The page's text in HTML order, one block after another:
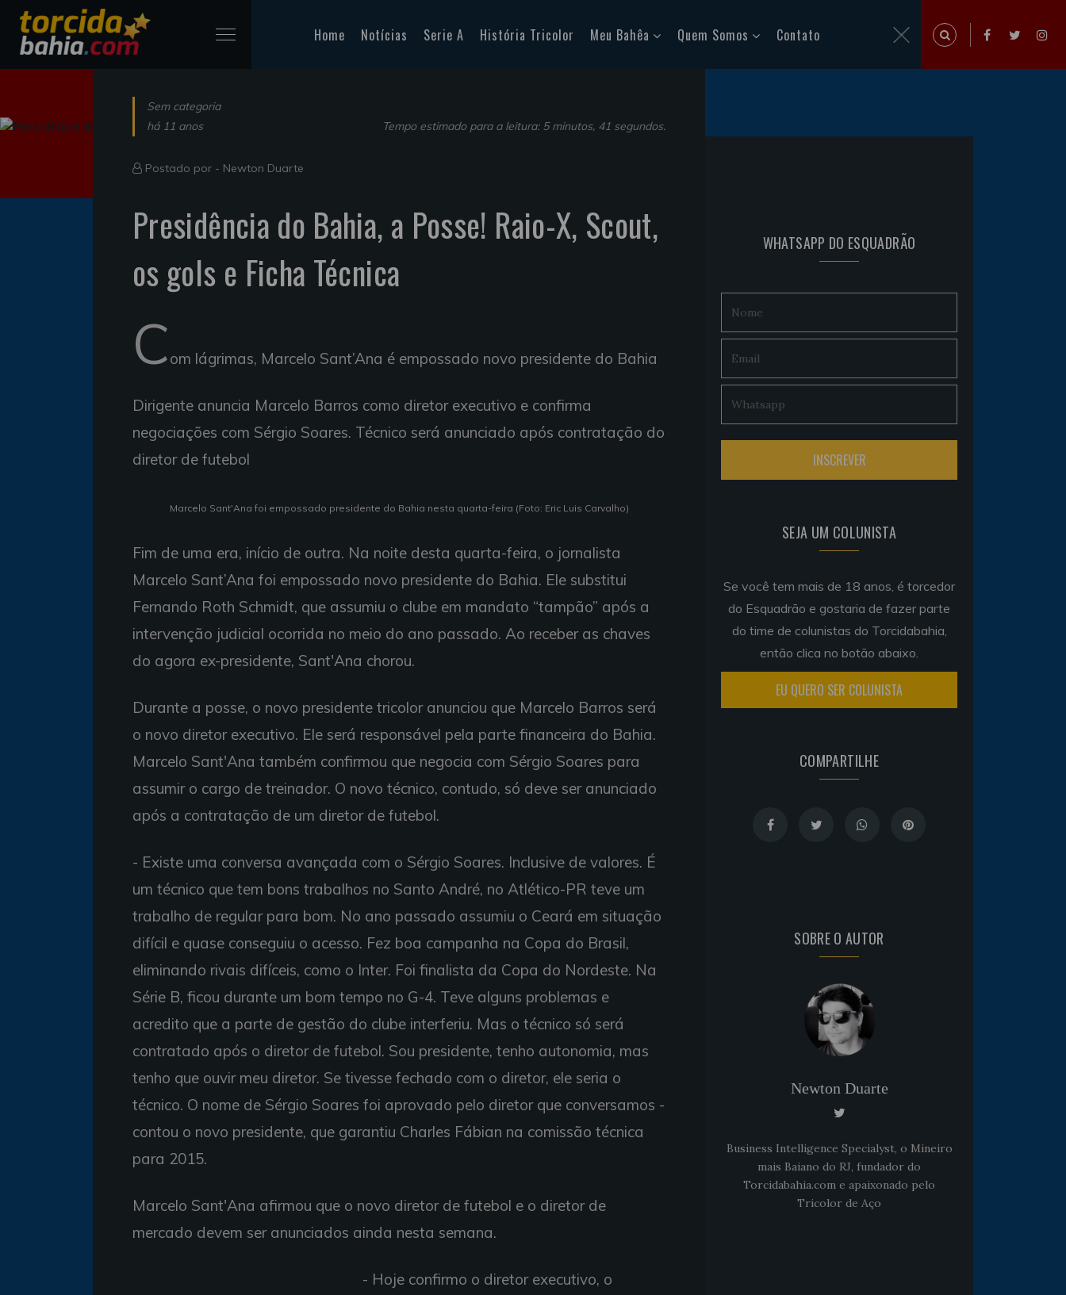
Home Notícias Serie A História Tricolor Meu Bahêa Quem Somos Contato
Sem categoria
há 11 anos
Tempo estimado para a leitura: 5 minutos, 41 segundos.
Postado por - Newton Duarte
Presidência do Bahia, a Posse! Raio-X, Scout,
os gols e Ficha Técnica
Com lágrimas, Marcelo Sant’Ana é empossado novo presidente do Bahia
Dirigente anuncia Marcelo Barros como diretor executivo e confirma
negociações com Sérgio Soares. Técnico será anunciado após contratação do
diretor de futebol
Marcelo Sant'Ana foi empossado presidente do Bahia nesta quarta-feira (Foto: Eric Luis Carvalho)
Fim de uma era, início de outra. Na noite desta quarta-feira, o jornalista
Marcelo Sant’Ana foi empossado novo presidente do Bahia. Ele substitui
Fernando Roth Schmidt, que assumiu o clube em mandato “tampão” após a
intervenção judicial ocorrida no meio do ano passado. Ao receber as chaves
do agora ex-presidente, Sant'Ana chorou.
Durante a posse, o novo presidente tricolor anunciou que Marcelo Barros será
o novo diretor executivo. Ele será responsável pela parte financeira do Bahia.
Marcelo Sant'Ana também confirmou que negocia com Sérgio Soares para
assumir o cargo de treinador. O novo técnico, contudo, só deve ser anunciado
após a contratação de um diretor de futebol.
- Existe uma conversa avançada com o Sérgio Soares. Inclusive de valores. É
um técnico que tem bons trabalhos no Santo André, no Atlético-PR teve um
trabalho de regular para bom. No ano passado assumiu o Ceará em situação
difícil e quase conseguiu o acesso. Fez boa campanha na Copa do Brasil,
eliminando rivais difíceis, como o Inter. Foi finalista da Copa do Nordeste. Na
Série B, ficou durante um bom tempo no G-4. Teve alguns problemas e
acredito que a parte de gestão do clube interferiu. Mas o técnico só será
contratado após o diretor de futebol. Sou presidente, tenho autonomia, mas
tenho que ouvir meu diretor. Se tivesse fechado com o diretor, ele seria o
técnico. O nome de Sérgio Soares foi aprovado pelo diretor que conversamos -
contou o novo presidente, que garantiu Charles Fábian na comissão técnica
para 2015.
Marcelo Sant'Ana afirmou que o novo diretor de futebol e o diretor de
mercado devem ser anunciados ainda nesta semana.
- Hoje confirmo o diretor executivo, o
WHATSAPP DO ESQUADRÃO
SEJA UM COLUNISTA
Se você tem mais de 18 anos, é torcedor
do Esquadrão e gostaria de fazer parte
do time de colunistas do Torcidabahia,
então clica no botão abaixo.
EU QUERO SER COLUNISTA
COMPARTILHE
SOBRE O AUTOR
Newton Duarte
Business Intelligence Specialyst, o Mineiro
mais Baiano do RJ, fundador do
Torcidabahia.com e apaixonado pelo
Tricolor de Aço